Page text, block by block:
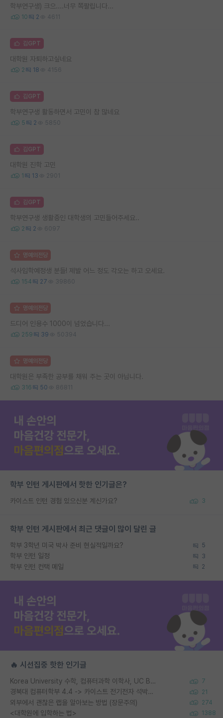
학부연구생) 크으....너무 쪽팔립니다...
10 2 4611
김GPT
대학원 자퇴하고싶네요
2 18 4156
김GPT
학부연구생 활동하면서 고민이 참 많네요
5 2 5850
김GPT
대학원 진학 고민
1 13 2901
김GPT
학부연구생 생활중인 대학생의 고민들어주세요..
2 2 6097
명예의전당
석사입학예정생 분들! 제발 어느 정도 각오는 하고 오세요.
154 27 39860
명예의전당
드디어 인용수 1000이 넘었습니다...
259 39 50394
명예의전당
대학원은 부족한 공부를 채워 주는 곳이 아닙니다.
316 50 86811
학부 인턴 게시판에서 핫한 인기글은?
카이스트 인턴 경험 있으신분 계신가요? 3
학부 인턴 게시판에서 최근 댓글이 많이 달린 글
학부 3학년 미국 박사 준비 현실적일까요? 5
학부 인턴 일정 3
학부 인턴 컨택 메일 2
🔥 시선집중 핫한 인기글
Korea University 수학, 컴퓨터과학 이학사, UC Berkeley 산업공학 대학원 공학박사가 되는 것은 쉽지 않겠죠? 7
경북대 컴퓨터학부 4.4 -> 카이스트 전기전자 석박사통합과정 합격 21
외부에서 괜찮은 랩을 알아보는 방법 (장문주의) 274
<대학원에 입학하는 법> 1388